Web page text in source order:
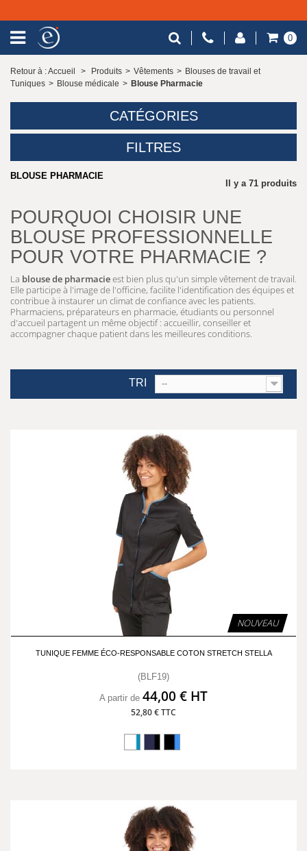
0
Retour à : Accueil > Produits > Vêtements > Blouses de travail et
Tuniques > Blouse médicale > Blouse Pharmacie
CATÉGORIES
FILTRES
BLOUSE PHARMACIE
Il y a 71 produits
POURQUOI CHOISIR UNE
BLOUSE PROFESSIONNELLE
POUR VOTRE PHARMACIE ?
La blouse de pharmacieest bien plus qu'un simple vêtement de travail.
Elle participe à l'image de l'officine, facilite l'identification des équipes et
contribue à instaurer un climat de confiance avec les patients.
Pharmaciens, préparateurs en pharmacie, étudiants ou personnel
d'accueil partagent un même objectif : accueillir, conseiller et
accompagner chaque patient dans les meilleures conditions.
TRI --
NOUVEAU
TUNIQUE FEMME ÉCO-RESPONSABLE COTON STRETCH STELLA
(BLF19)
A partir de 44,00 € HT
52,80 € TTC